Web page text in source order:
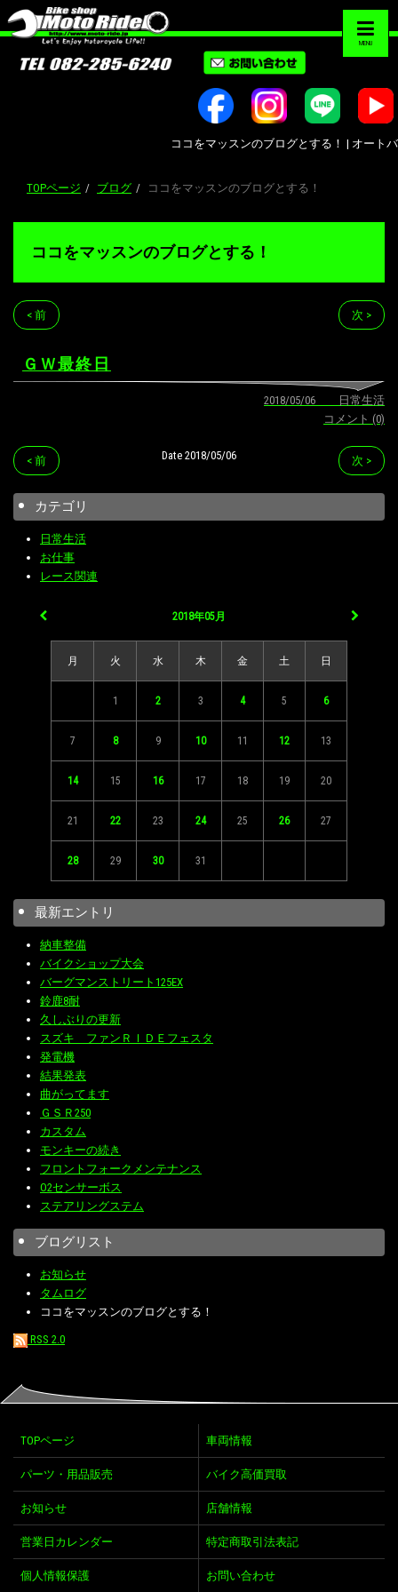
MENU
ココをマッスンのブログとする！ | オート
TOPページ ブログ ココをマッスンのブログとする！
ココをマッスンのブログとする！
< 前 次 >
ＧＷ最終日
2018/05/06 日常生活
コメント (0)
< 前 次 >
Date 2018/05/06
カテゴリ
日常生活
お仕事
レース関連
2018年05月
月 火 水 木 金 土 日
1 2 3 4 5 6
7 8 9 10 11 12 13
14 15 16 17 18 19 20
21 22 23 24 25 26 27
28 29 30 31
最新エントリ
納車整備
バイクショップ大会
バーグマンストリート125EX
鈴鹿8耐
久しぶりの更新
スズキ ファンＲＩＤＥフェスタ
発電機
結果発表
曲がってます
ＧＳＲ250
カスタム
モンキーの続き
フロントフォークメンテナンス
O2センサーボス
ステアリングステム
ブログリスト
お知らせ
タムログ
ココをマッスンのブログとする！
RSS 2.0
TOPページ 車両情報
パーツ・用品販売 バイク高価買取
お知らせ 店舗情報
営業日カレンダー 特定商取引法表記
個人情報保護 お問い合わせ